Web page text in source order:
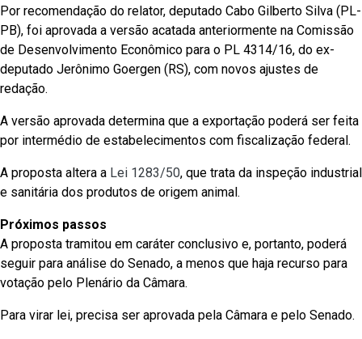
Por recomendação do relator, deputado Cabo Gilberto Silva (PL-
PB), foi aprovada a versão acatada anteriormente na Comissão
de Desenvolvimento Econômico para o PL 4314/16, do ex-
deputado Jerônimo Goergen (RS), com novos ajustes de
redação.
A versão aprovada determina que a exportação poderá ser feita
por intermédio de estabelecimentos com fiscalização federal.
A proposta altera a Lei 1283/50, que trata da inspeção industrial
e sanitária dos produtos de origem animal.
Próximos passos
A proposta tramitou em caráter conclusivo e, portanto, poderá
seguir para análise do Senado, a menos que haja recurso para
votação pelo Plenário da Câmara.
Para virar lei, precisa ser aprovada pela Câmara e pelo Senado.